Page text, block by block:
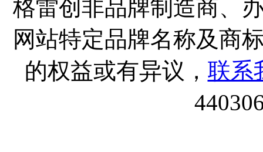
格雷创非品牌制造商、
网站特定品牌名称及商
的权益或有异议， 联系